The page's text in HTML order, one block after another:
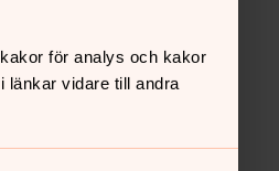
för analys och kakor
länkar vidare till andra